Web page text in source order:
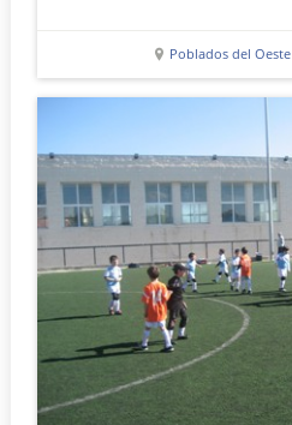
Poblados del Oeste